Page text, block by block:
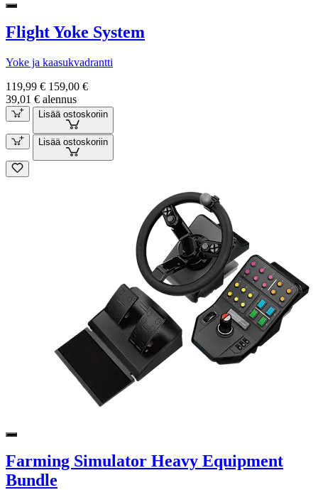
Flight Yoke System
Yoke ja kaasukvadrantti
119,99 € 159,00 €
39,01 € alennus
Lisää ostoskoriin
Lisää ostoskoriin
Farming Simulator Heavy Equipment
Bundle